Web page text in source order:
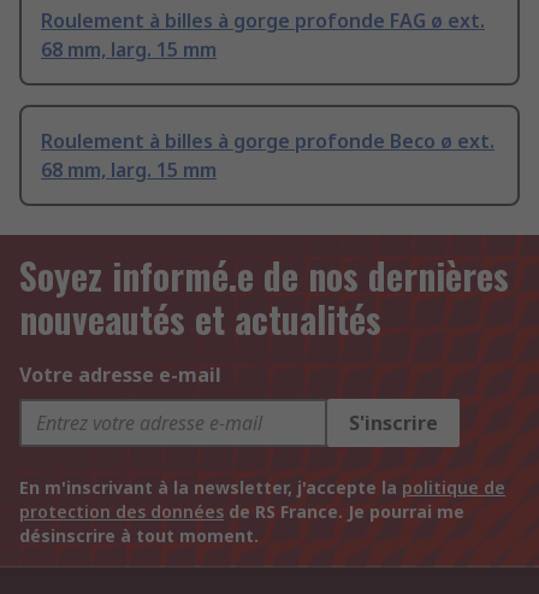
Roulement à billes à gorge profonde FAG ø ext.
68 mm, larg. 15 mm
Roulement à billes à gorge profonde Beco ø ext.
68 mm, larg. 15 mm
Soyez informé.e de nos dernières
nouveautés et actualités
Votre adresse e-mail
S'inscrire
En m'inscrivant à la newsletter, j'accepte la politique de
protection des données de RS France. Je pourrai me
désinscrire à tout moment.